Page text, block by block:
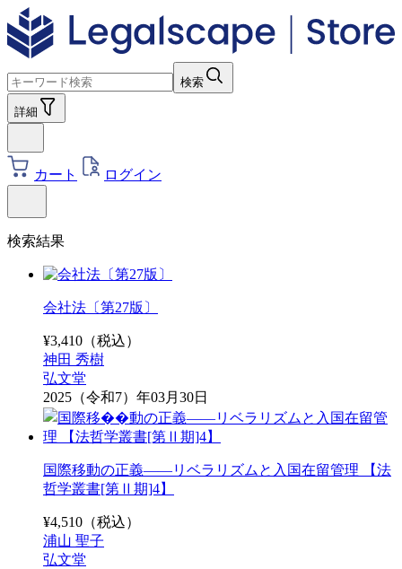
検索
詳細
カート ログイン
検索結果
会社法〔第27版〕
¥3,410 （税込）
神田 秀樹
弘文堂
2025（令和7）年03月30日
国際移動の正義――リベラリズムと入国在留管理 【法
哲学叢書[第Ⅱ期]4】
¥4,510 （税込）
浦山 聖子
弘文堂